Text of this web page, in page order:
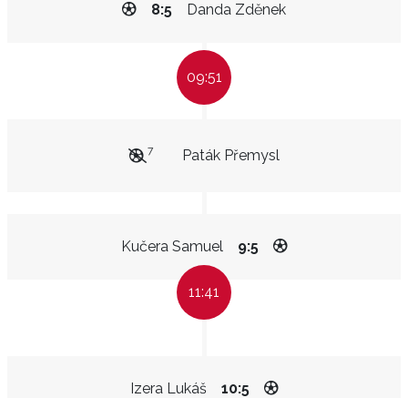
Danda Zděnek
8:5
09:51
Paták Přemysl
7
Kučera Samuel 9:5
11:41
Izera Lukáš 10:5